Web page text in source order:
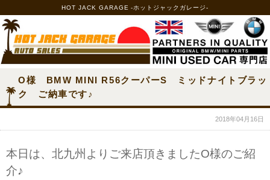
HOT JACK GARAGE -ホットジャックガレージ-
O様 BMW MINI R56クーパーS ミッドナイトブラッ
ク ご納車です♪
2018年04月16日
本日は、北九州よりご来店頂きましたO様のご紹
介♪